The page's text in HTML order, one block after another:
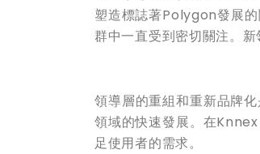
塑造標誌著Polygon發展
群中一直受到密切關注。
領導層的重組和重新品牌
領域的快速發展。在
足使用者的需求。